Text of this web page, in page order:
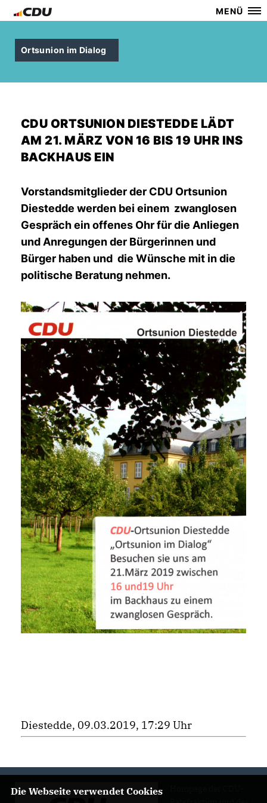
MENÜ
Ortsunion im Dialog
CDU ORTSUNION DIESTEDDE LÄDT
AM 21. MÄRZ VON 16 BIS 19 UHR INS
BACKHAUS EIN
Vorstandsmitglieder der CDU Ortsunion
Diestedde werden bei einem zwanglosen
Gespräch ein offenes Ohr für die Anliegen
und Anregungen der Bürgerinnen und
Bürger haben und die Wünsche mit in die
politische Beratung nehmen.
Diestedde, 09.03.2019, 17:29 Uhr
Die Webseite verwendet Cookies